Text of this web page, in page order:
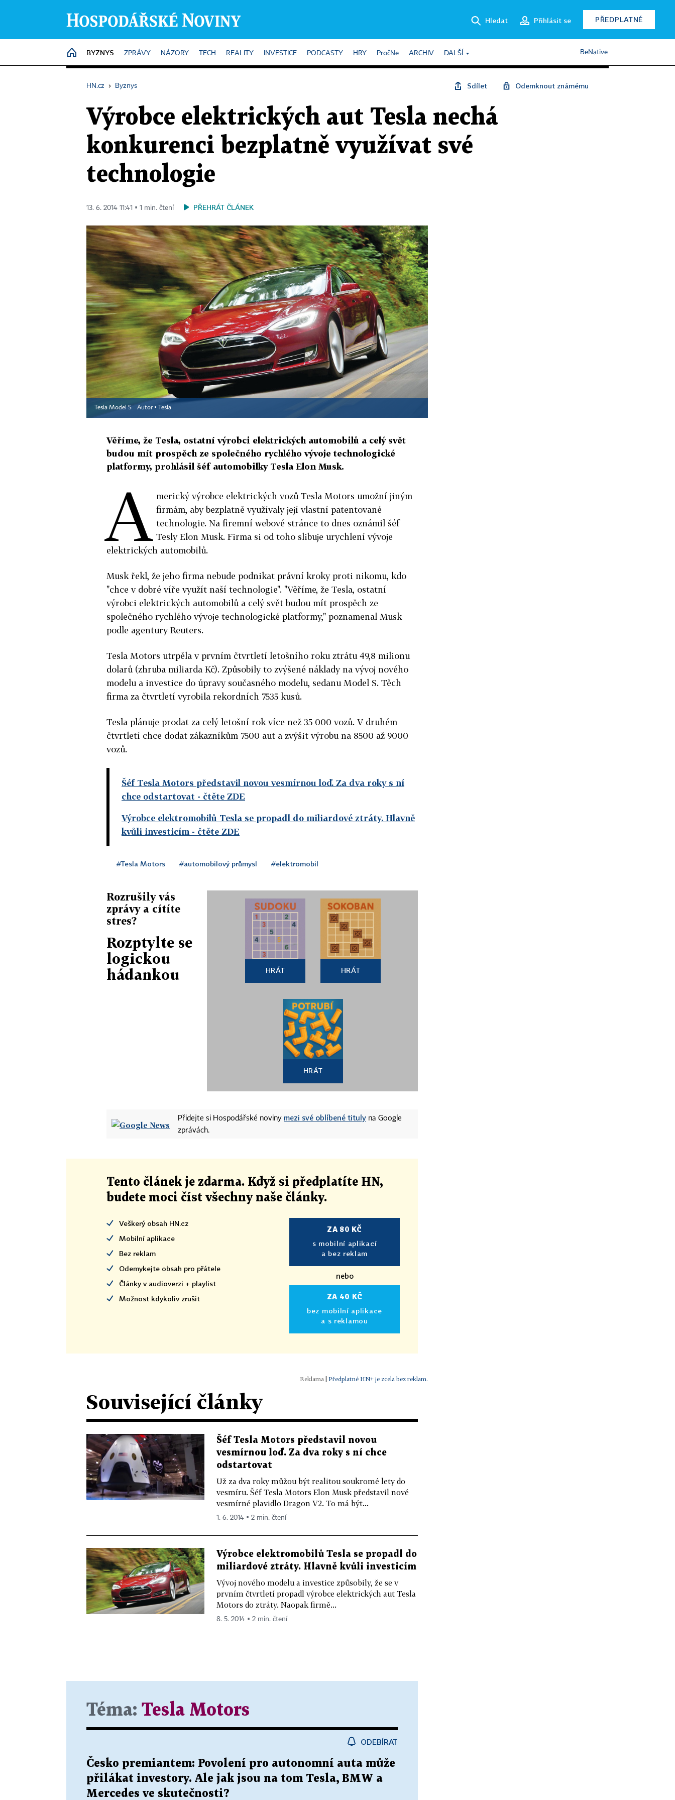
Hledat Přihlásit se PŘEDPLATNÉ
HOME
BYZNYS ZPRÁVY NÁZORY TECH REALITY INVESTICE PODCASTY HRY PročNe ARCHIV DALŠÍ BeNative
HN.cz › Byznys Sdílet Odemknout známému
Výrobce elektrických aut Tesla nechá
konkurenci bezplatně využívat své
technologie
13. 6. 2014 11:41 ▪ 1 min. čtení PŘEHRÁT ČLÁNEK
Tesla Model S Autor ▪ Tesla
Věříme, že Tesla, ostatní výrobci elektrických automobilů a celý svět
budou mít prospěch ze společného rychlého vývoje technologické
platformy, prohlásil šéf automobilky Tesla Elon Musk.
A merický výrobce elektrických vozů Tesla Motors umožní jiným
firmám, aby bezplatně využívaly její vlastní patentované
technologie. Na firemní webové stránce to dnes oznámil šéf
Tesly Elon Musk. Firma si od toho slibuje urychlení vývoje
elektrických automobilů.
Musk řekl, že jeho firma nebude podnikat právní kroky proti nikomu, kdo
"chce v dobré víře využít naší technologie". "Věříme, že Tesla, ostatní
výrobci elektrických automobilů a celý svět budou mít prospěch ze
společného rychlého vývoje technologické platformy," poznamenal Musk
podle agentury Reuters.
Tesla Motors utrpěla v prvním čtvrtletí letošního roku ztrátu 49,8 milionu
dolarů (zhruba miliarda Kč). Způsobily to zvýšené náklady na vývoj nového
modelu a investice do úpravy současného modelu, sedanu Model S. Těch
firma za čtvrtletí vyrobila rekordních 7535 kusů.
Tesla plánuje prodat za celý letošní rok více než 35 000 vozů. V druhém
čtvrtletí chce dodat zákazníkům 7500 aut a zvýšit výrobu na 8500 až 9000
vozů.
Šéf Tesla Motors představil novou vesmírnou loď. Za dva roky s ní
chce odstartovat - čtěte ZDE
Výrobce elektromobilů Tesla se propadl do miliardové ztráty. Hlavně
kvůli investicím - čtěte ZDE
#Tesla Motors #automobilový průmysl #elektromobil
Rozrušily vás
zprávy a cítíte
stres?
Rozptylte se
logickou
hádankou
HRÁT HRÁT
HRÁT
Přidejte si Hospodářské noviny mezi své oblíbené tituly na Google
zprávách.
Tento článek je zdarma. Když si předplatíte HN,
budete moci číst všechny naše články.
Veškerý obsah HN.cz
Mobilní aplikace
Bez reklam
Odemykejte obsah pro přátele
Články v audioverzi + playlist
Možnost kdykoliv zrušit
ZA 80 KČ
s mobilní aplikací
a bez reklam
nebo
ZA 40 KČ
bez mobilní aplikace
a s reklamou
| Předplatné HN+ je zcela bez reklam.
Související články
Šéf Tesla Motors představil novou
vesmírnou loď. Za dva roky s ní chce
odstartovat
Už za dva roky můžou být realitou soukromé lety do
vesmíru. Šéf Tesla Motors Elon Musk představil nové
vesmírné plavidlo Dragon V2. To má být...
1. 6. 2014 ▪ 2 min. čtení
Výrobce elektromobilů Tesla se propadl do
miliardové ztráty. Hlavně kvůli investicím
Vývoj nového modelu a investice způsobily, že se v
prvním čtvrtletí propadl výrobce elektrických aut Tesla
Motors do ztráty. Naopak firmě...
8. 5. 2014 ▪ 2 min. čtení
Téma: Tesla Motors
ODEBÍRAT
Česko premiantem: Povolení pro autonomní auta může
přilákat investory. Ale jak jsou na tom Tesla, BMW a
Mercedes ve skutečnosti?